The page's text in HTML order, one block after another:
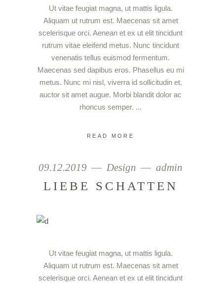
Ut vitae feugiat magna, ut mattis ligula.
Aliquam ut rutrum est. Maecenas sit amet
scelerisque orci. Aenean et ex ut elit tincidunt
rutrum vitae eleifend metus. Nunc tincidunt
venenatis tellus euismod fermentum.
Maecenas sed dapibus eros. Phasellus eu mi
metus. Nunc mi nisl, viverra id sollicitudin et,
auctor sit amet augue. Morbi blandit dolor ac
rhoncus semper.
READ MORE
09.12.2019 Design admin
LIEBE SCHATTEN
Ut vitae feugiat magna, ut mattis ligula.
Aliquam ut rutrum est. Maecenas sit amet
scelerisque orci. Aenean et ex ut elit tincidunt